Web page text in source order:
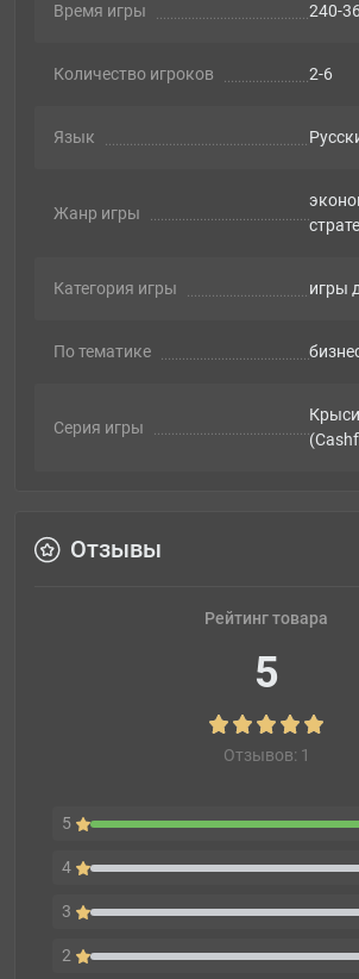
Время игры 240-
Количество игроков 2-6
Язык
Жанр игры
Категория игры игры
По тематике
Серия игры
Отзывы
Рейтинг товара
5
Отзывов: 1
5
4
3
2